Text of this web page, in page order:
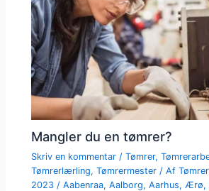
Mangler du en tømrer?
Skriv en kommentar /Tømrer,
Tømrerlærling,Tømrermester / Af
2023 /Aabenraa,Aalborg,Aarhus, Ærø,